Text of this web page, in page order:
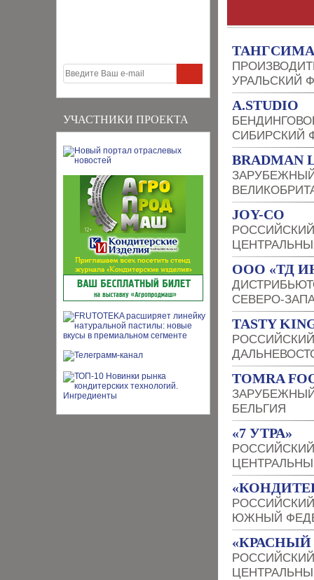
УЧАСТНИКИ ПРОЕКТА
ТАНГСИМА
УРАЛЬСКИЙ
A.STUDIO
СИБИРСКИЙ
BRADMAN
JOY-CO
OOO «ТД
СЕВЕРО-
TASTY
TOMRA
БЕЛЬГИЯ
«7 УТРА»
ЮЖНЫЙ
«КРАСНЫЙ